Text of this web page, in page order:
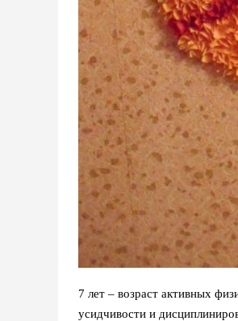
7 лет – возраст активных
усидчивости и